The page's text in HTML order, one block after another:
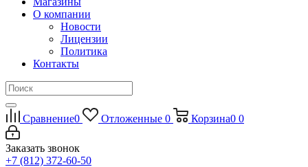
О компании
Новости
Лицензии
Политика
Контакты
Сравнение0 Отложенные 0 Корзина0 0
Заказать звонок
+7 (812) 372-60-50